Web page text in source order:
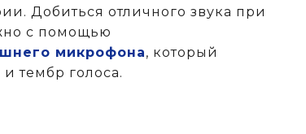
Добиться отличного звука при
с помощью
микрофона, который
тембр голоса.